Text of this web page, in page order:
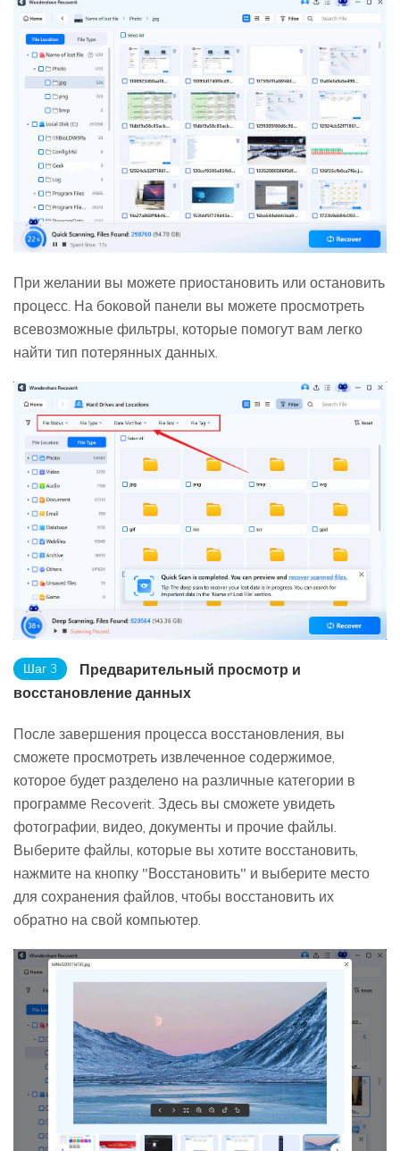
При желании вы можете приостановить или остановить
процесс. На боковой панели вы можете просмотреть
всевозможные фильтры, которые помогут вам легко
найти тип потерянных данных.
Шаг 3
Предварительный просмотр и
восстановление данных
После завершения процесса восстановления, вы
сможете просмотреть извлеченное содержимое,
которое будет разделено на различные категории в
программе Recoverit. Здесь вы сможете увидеть
фотографии, видео, документы и прочие файлы.
Выберите файлы, которые вы хотите восстановить,
нажмите на кнопку "Восстановить" и выберите место
для сохранения файлов, чтобы восстановить их
обратно на свой компьютер.